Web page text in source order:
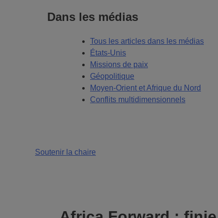
Dans les médias
Tous les articles dans les médias
États-Unis
Missions de paix
Géopolitique
Moyen-Orient et Afrique du Nord
Conflits multidimensionnels
Soutenir la chaire